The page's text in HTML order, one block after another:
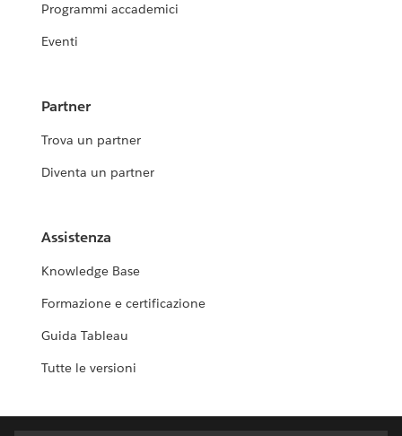
Programmi accademici
Eventi
Partner
Trova un partner
Diventa un partner
Assistenza
Knowledge Base
Formazione e certificazione
Guida Tableau
Tutte le versioni